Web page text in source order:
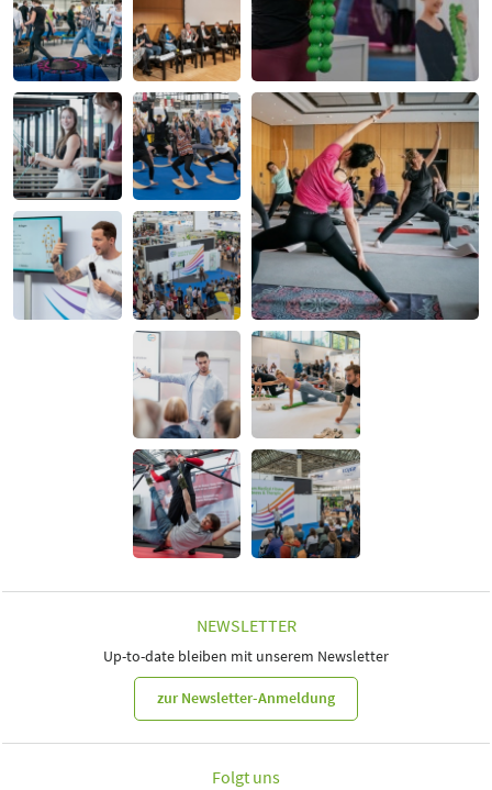
NEWSLETTER
Up-to-date bleiben mit unserem Newsletter
zur Newsletter-Anmeldung
Folgt uns